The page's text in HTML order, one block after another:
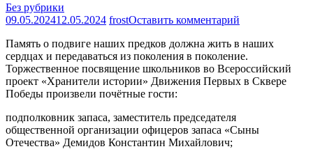
Без рубрики
09.05.202412.05.2024 frostОставить комментарий
преддверии
Дня
Победы
вступили
истории
Память о подвиге наших предков должна жить в наших
сердцах и передаваться из поколения в поколение.
Торжественное посвящение школьников во Всероссийский
проект «Хранители истории» Движения Первых в Сквере
Победы произвели почётные гости:
подполковник запаса, заместитель председателя
общественной организации офицеров запаса «Сыны
Отечества» Демидов Константин Михайлович;